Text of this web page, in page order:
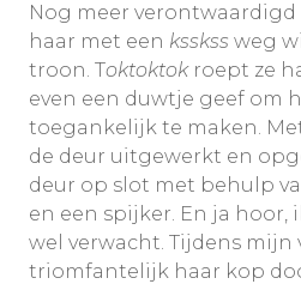
Nog meer
haar met een ksskss weg
troon. Toktoktokroept ze
even een duwtje geef om
toegankelijk te maken.
de deur uitgewerkt en
deur op slot met behulp
en een spijker. En ja hoor,
wel verwacht. Tijdens
triomfantelijk haar kop